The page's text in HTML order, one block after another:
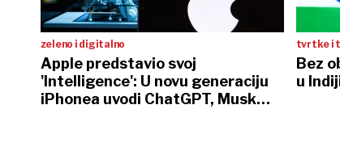
zeleno i digitalno
Apple predstavio svoj
'Intelligence': U novu generaciju
iPhonea uvodi ChatGPT, Musk
tvrtke i
Bez
u